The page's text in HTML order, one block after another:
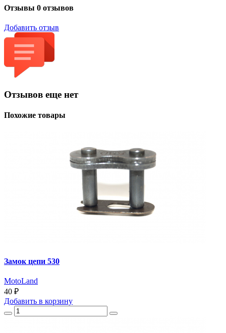
Отзывы 0 отзывов
Добавить отзыв
Отзывов еще нет
Похожие товары
Замок цепи 530
MotoLand
40 ₽
Добавить в корзину